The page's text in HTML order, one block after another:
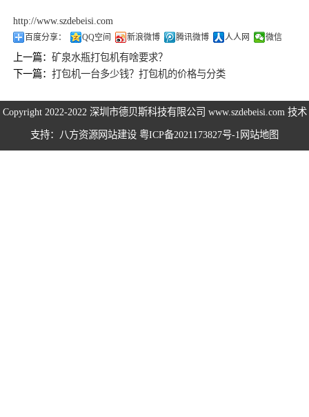
http://www.szdebeisi.com
百度分享： QQ空间 新浪微博 腾讯微博 人人网 微信
上一篇：矿泉水瓶打包机有啥要求？
下一篇：打包机一台多少钱？打包机的价格与分类
Copyright 2022-2022 深圳市德贝斯科技有限公司 www.szdebeisi.com 技术
支持：八方资源网站建设 粤ICP备2021173827号-1 网站地图
编织袋打包机系
列
立式金属打包机
系列
废纸打包机系列
海绵打包机系列